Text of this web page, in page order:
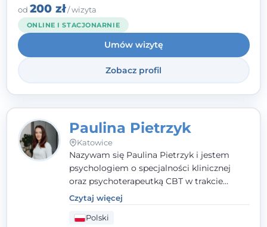
którym poczujesz się wysłuchany i
zrozumiany.
od 200 zł/ wizyta
ONLINE I STACJONARNIE
Umów wizytę
Zobacz profil
Paulina Pietrzyk
Katowice
Nazywam się Paulina Pietrzyk i jestem
psychologiem o specjalności klinicznej
oraz psychoterapeutką CBT w trakcie
szkolenia. Pracuję z dorosłymi, którzy
szukają wsparcia w trudnych momentach -
w obliczu lęku, przewlekłego stresu,
Czytaj więcej
Polski